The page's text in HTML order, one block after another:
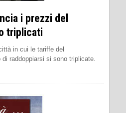
i prezzi del
triplicati
in cui le tariffe del
raddoppiarsi si sono triplicate.